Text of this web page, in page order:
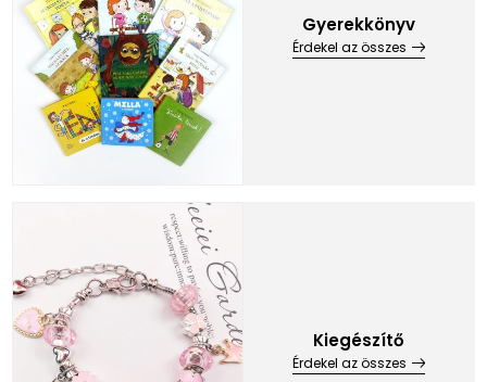
Gyerekkönyv
Érdekel az összes
Kiegészítő
Érdekel az összes